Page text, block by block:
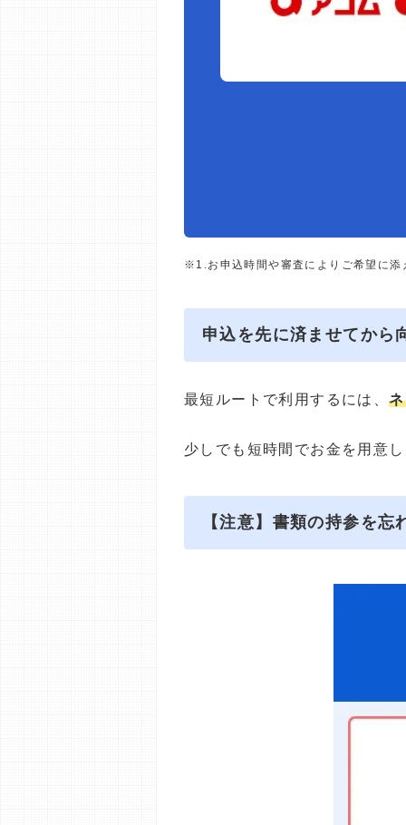
※1.お申込時間や審査によりご希望に添
申込を先に済ませてから
最短ルートで利用するには、
少しでも短時間でお金を用意
【注意】書類の持参を忘